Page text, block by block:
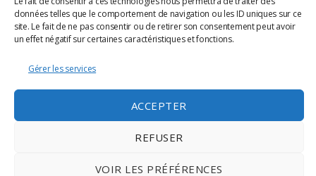
données telles que le comportement de navigation ou les ID uniques sur ce
site. Le fait de ne pas consentir ou de retirer son consentement peut avoir
un effet négatif sur certaines caractéristiques et fonctions.
Gérer les services
ACCEPTER
REFUSER
VOIR LES PRÉFÉRENCES
Mentions légales
Politique de confidentialité
Appels d’offre
Partenaires
Politique de cookies